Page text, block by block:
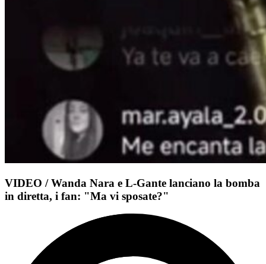
VIDEO / Wanda Nara e L-Gante lanciano la bomba
in diretta, i fan: "Ma vi sposate?"